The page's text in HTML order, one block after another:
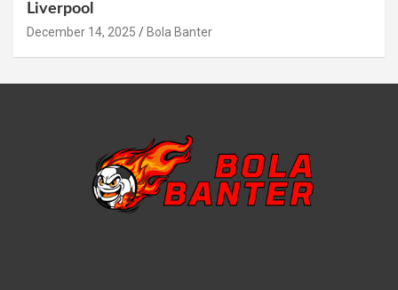
Liverpool
December 14, 2025 Bola Banter